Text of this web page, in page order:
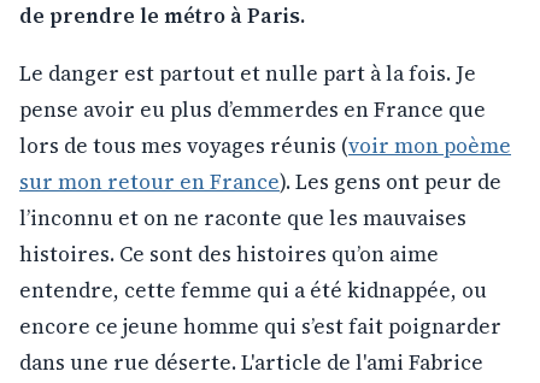
de prendre le métro à Paris.
Le danger est partout et nulle part à la fois. Je
pense avoir eu plus d’emmerdes en France que
lors de tous mes voyages réunis (voir mon poème
sur mon retour en France). Les gens ont peur de
l’inconnu et on ne raconte que les mauvaises
histoires. Ce sont des histoires qu’on aime
entendre, cette femme qui a été kidnappée, ou
encore ce jeune homme qui s’est fait poignarder
dans une rue déserte. L'article de l'ami Fabrice